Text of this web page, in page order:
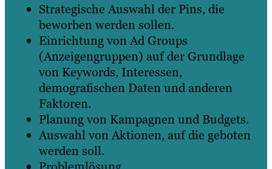
Strategische Auswahl der Pins, die
beworben werden sollen.
Einrichtung von Ad Groups
(Anzeigengruppen) auf der Grundlage
von Keywords, Interessen,
demografischen Daten und anderen
Faktoren.
Planung von Kampagnen und Budgets.
Auswahl von Aktionen, auf die geboten
werden soll.